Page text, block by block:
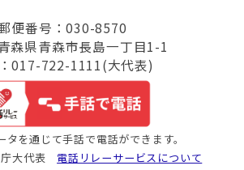
便番号：030-8570
森県青森市長島一丁目1-1
017-722-1111(大代表)
タを通じて手話で電話ができます。
大代表 電話リレーサービスについて